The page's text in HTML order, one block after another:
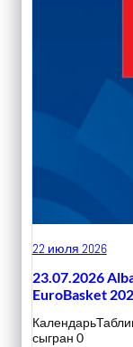
22 июля 2026
23.07.2026
EuroBasket
сыгран 0